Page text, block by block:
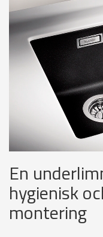
En
hygienisk
montering